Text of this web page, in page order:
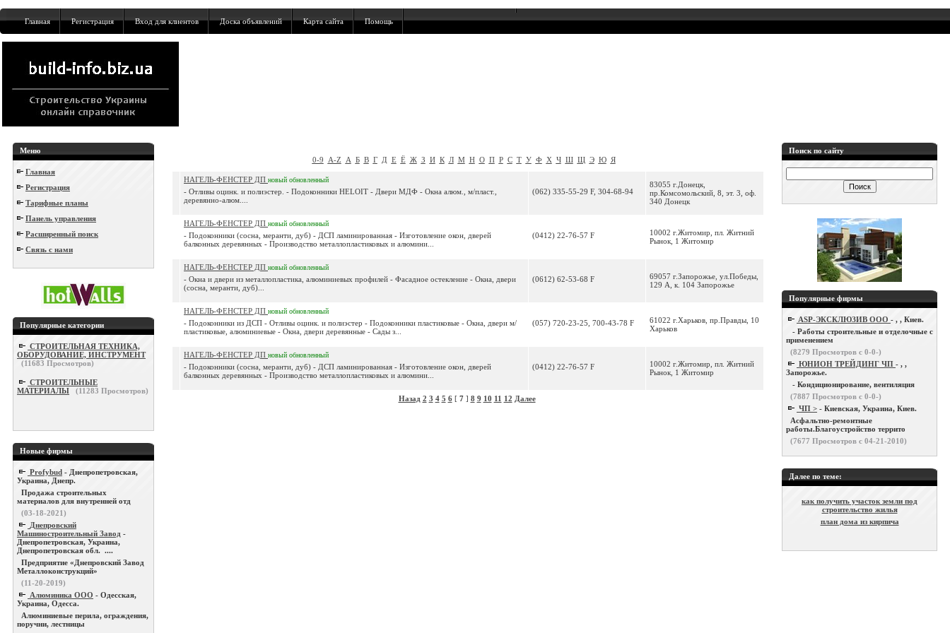
Главная Регистрация Вход для клиентов Доска объявлений Карта сайта Помощь
Меню
Главная
Регистрация
Тарифные планы
Панель управления
Расширенный поиск
Связь с нами
Популярные категории
СТРОИТЕЛЬНАЯ ТЕХНИКА,
ОБОРУДОВАНИЕ, ИНСТРУМЕНТ
(11683 Просмотров)
СТРОИТЕЛЬНЫЕ
МАТЕРИАЛЫ
(11283 Просмотров)
Новые фирмы
Profybud - Днепропетровская,
Украина, Днепр.
Продажа строительных
материалов для внутренней отд
(03-18-2021)
Днепровский
Машиностроительный Завод -
Днепропетровская, Украина,
Днепропетровская обл. ....
Предприятие «Днепровский Завод
Металлоконструкций»
(11-20-2019)
Алюминика ООО - Одесская,
Украина, Одесса.
Алюминиевые перила, ограждения,
поручни, лестницы
0-9 A-Z А Б В Г Д Е Ё Ж З И К Л М Н О П Р С Т У Ф Х Ч Ш Щ Э Ю Я
НАГЕЛЬ-ФЕНСТЕР ДП новый обновленный
- Отливы оцинк. и полиэстер. - Подоконники HELOIT - Двери МДФ - Окна алюм., м/пласт.,
деревянно-алюм....
(062) 335-55-29 F, 304-68-94
83055 г.Донецк,
пр.Комсомольский, 8, эт. 3, оф.
340 Донецк
НАГЕЛЬ-ФЕНСТЕР ДП новый обновленный
- Подоконники (сосна, меранти, дуб) - ДСП ламинированная - Изготовление окон, дверей
балконных деревянных - Производство металлопластиковых и алюмини...
(0412) 22-76-57 F
10002 г.Житомир, пл. Житний
Рынок, 1 Житомир
НАГЕЛЬ-ФЕНСТЕР ДП новый обновленный
- Окна и двери из металлопластика, алюминиевых профилей - Фасадное остекление - Окна, двери
(сосна, меранти, дуб)...
(0612) 62-53-68 F
69057 г.Запорожье, ул.Победы,
129 А, к. 104 Запорожье
НАГЕЛЬ-ФЕНСТЕР ДП новый обновленный
- Подоконники из ДСП - Отливы оцинк. и полиэстер - Подоконники пластиковые - Окна, двери м/
пластиковые, алюминиевые - Окна, двери деревянные - Сады з...
(057) 720-23-25, 700-43-78 F
61022 г.Харьков, пр.Правды, 10
Харьков
НАГЕЛЬ-ФЕНСТЕР ДП новый обновленный
- Подоконники (сосна, меранти, дуб) - ДСП ламинированная - Изготовление окон, дверей
балконных деревянных - Производство металлопластиковых и алюмини...
(0412) 22-76-57 F
10002 г.Житомир, пл. Житний
Рынок, 1 Житомир
Назад 2 3 4 5 6[ 7] 8 9 10 11 12 Далее
Поиск по сайту
Популярные фирмы
ASP-ЭКСКЛЮЗИВ ООО - , , Киев.
- Работы строительные и отделочные с
применением
(8279 Просмотров с 0-0-)
ЮНИОН ТРЕЙДИНГ ЧП - , ,
Запорожье.
- Кондиционирование, вентиляция
(7887 Просмотров с 0-0-)
ЧП > - Киевская, Украина, Киев.
Асфальтно-ремонтные
работы.Благоустройство террито
(7677 Просмотров с 04-21-2010)
Далее по теме:
как получить участок земли под
строительство жилья
план дома из кирпича